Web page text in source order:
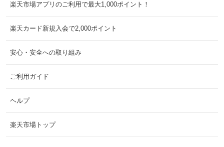
楽天市場アプリのご利用で最大1,000ポイント！
楽天カード新規入会で2,000ポイント
安心・安全への取り組み
ご利用ガイド
ヘルプ
楽天市場トップ